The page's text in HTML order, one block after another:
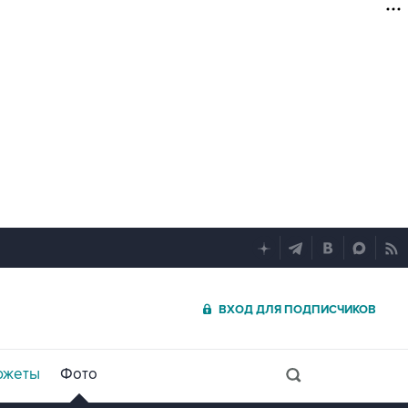
ВХОД ДЛЯ ПОДПИСЧИКОВ
Фото